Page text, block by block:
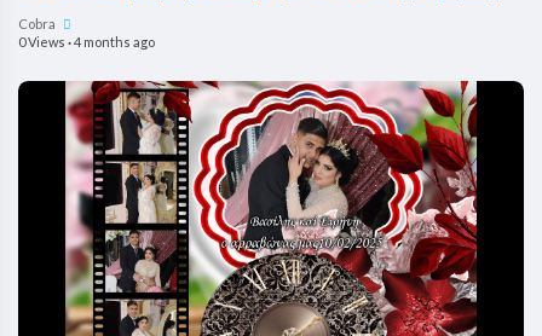
Cobra
0 Views ·4 months ago